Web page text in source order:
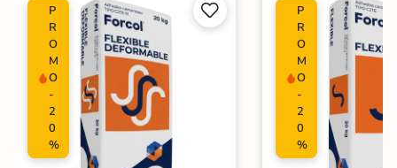
P
R
O
M
O
-
2
0
%


P
R
O
M
O
-
2
0
%